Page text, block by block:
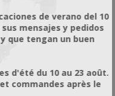
de verano del 10
mensajes y pedidos
que tengan un buen
d'été du 10 au 23 août.
commandes après le